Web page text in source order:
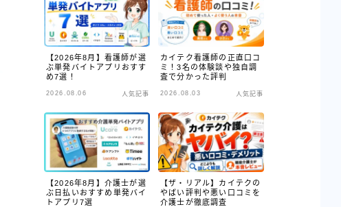
【2026年8月】看護師が選
ぶ単発バイトアプリおすす
め7選！
2026.08.06 人気記事
カイテク看護師の正直口コ
ミ！3名の体験談や独自調
査で分かった評判
2026.08.03 人気記事
【2026年8月】介護士が選
ぶ日払いおすすめ単発バイ
トアプリ7選
【ザ・リアル】カイテクの
やばい評判や悪い口コミを
介護士が徹底調査